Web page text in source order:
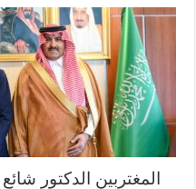
المغتربين الدكتور